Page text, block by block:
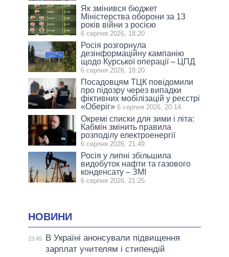
Як змінився бюджет
Міністерства оборони за 13
років війни з росією
6 серпня 2026, 18:20
Росія розгорнула
дезінформаційну кампанію
щодо Курської операції – ЦПД
6 серпня 2026, 18:20
Посадовцям ТЦК повідомили
про підозру через випадки
фіктивних мобілізацій у реєстрі
«Оберіг» 6 серпня 2026, 20:14
Окремі списки для зими і літа:
Кабмін змінить правила
розподілу електроенергії
6 серпня 2026, 21:49
Росія у липні збільшила
видобуток нафти та газового
конденсату – ЗМІ
6 серпня 2026, 21:25
НОВИНИ
23:45
В Україні анонсували підвищення
зарплат учителям і стипендій